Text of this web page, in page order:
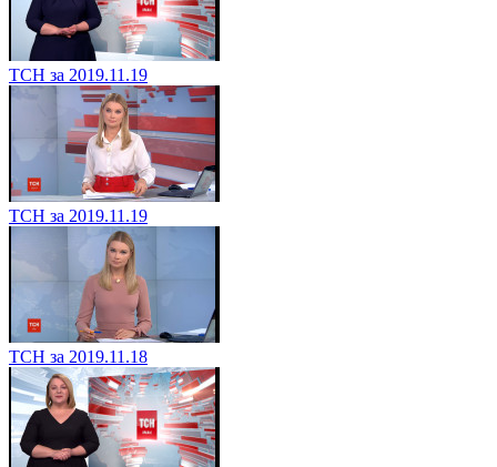
ТСН за 2019.11.19
ТСН за 2019.11.19
ТСН за 2019.11.18